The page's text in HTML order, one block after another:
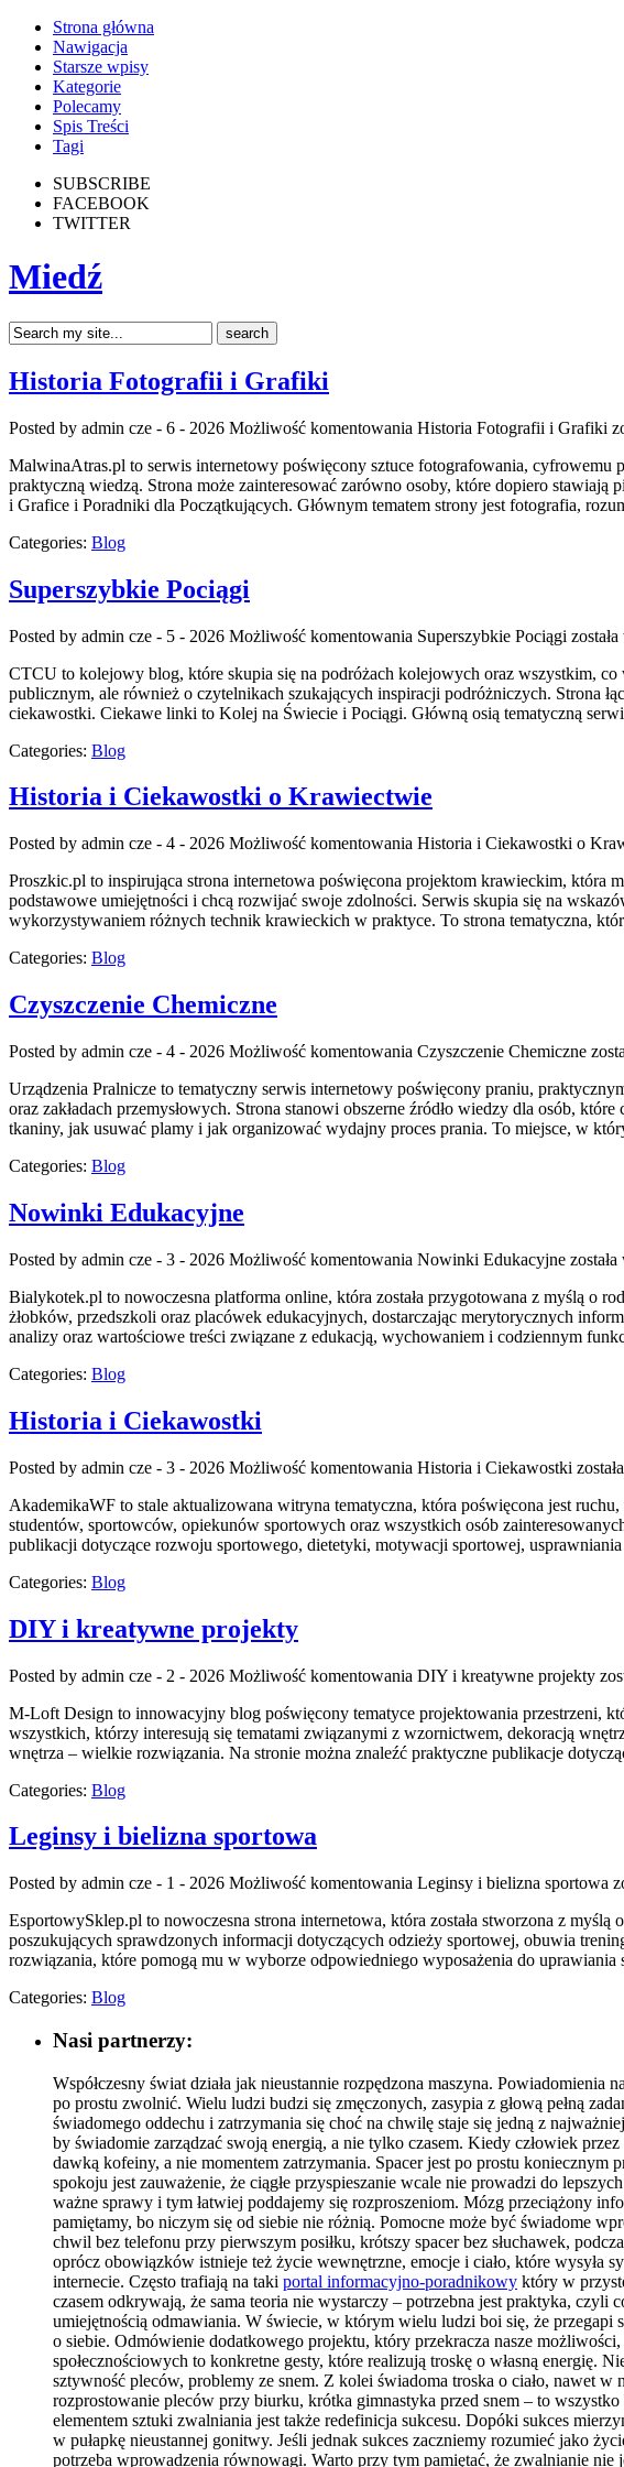
Strona główna
Nawigacja
Starsze wpisy
Kategorie
Polecamy
Spis Treści
Tagi
SUBSCRIBE
FACEBOOK
TWITTER
Miedź
Historia Fotografii i Grafiki
Posted by admin cze - 6 - 2026 Możliwość komentowania Historia Fotografii i Grafiki
MalwinaAtras.pl to serwis internetowy poświęcony sztuce fotografowania, cyfrowemu
praktyczną wiedzą. Strona może zainteresować zarówno osoby, które dopiero
i Grafice i Poradniki dla Początkujących. Głównym tematem strony jest fotografia,
Categories: Blog
Superszybkie Pociągi
Posted by admin cze - 5 - 2026 Możliwość komentowania Superszybkie Pociągi
CTCU to kolejowy blog, które skupia się na podróżach kolejowych oraz wszystkim,
publicznym, ale również o czytelnikach szukających inspiracji podróżniczych. Strona
ciekawostki. Ciekawe linki to Kolej na Świecie i Pociągi. Główną osią tematyczną
Categories: Blog
Historia i Ciekawostki o Krawiectwie
Posted by admin cze - 4 - 2026 Możliwość komentowania Historia i Ciekawostki o
Proszkic.pl to inspirująca strona internetowa poświęcona projektom krawieckim, która
podstawowe umiejętności i chcą rozwijać swoje zdolności. Serwis skupia się na
wykorzystywaniem różnych technik krawieckich w praktyce. To strona tematyczna,
Categories: Blog
Czyszczenie Chemiczne
Posted by admin cze - 4 - 2026 Możliwość komentowania Czyszczenie Chemiczne
Urządzenia Pralnicze to tematyczny serwis internetowy poświęcony praniu,
oraz zakładach przemysłowych. Strona stanowi obszerne źródło wiedzy dla osób,
tkaniny, jak usuwać plamy i jak organizować wydajny proces prania. To miejsce, w
Categories: Blog
Nowinki Edukacyjne
Posted by admin cze - 3 - 2026 Możliwość komentowania Nowinki Edukacyjne została
Bialykotek.pl to nowoczesna platforma online, która została przygotowana z myślą o
żłobków, przedszkoli oraz placówek edukacyjnych, dostarczając merytorycznych
analizy oraz wartościowe treści związane z edukacją, wychowaniem i codziennym
Categories: Blog
Historia i Ciekawostki
Posted by admin cze - 3 - 2026 Możliwość komentowania Historia i Ciekawostki
AkademikaWF to stale aktualizowana witryna tematyczna, która poświęcona jest
studentów, sportowców, opiekunów sportowych oraz wszystkich osób
publikacji dotyczące rozwoju sportowego, dietetyki, motywacji sportowej,
Categories: Blog
DIY i kreatywne projekty
Posted by admin cze - 2 - 2026 Możliwość komentowania DIY i kreatywne projekty
M-Loft Design to innowacyjny blog poświęcony tematyce projektowania przestrzeni,
wszystkich, którzy interesują się tematami związanymi z wzornictwem, dekoracją
wnętrza – wielkie rozwiązania. Na stronie można znaleźć praktyczne publikacje
Categories: Blog
Leginsy i bielizna sportowa
Posted by admin cze - 1 - 2026 Możliwość komentowania Leginsy i bielizna sportowa
EsportowySklep.pl to nowoczesna strona internetowa, która została stworzona z
poszukujących sprawdzonych informacji dotyczących odzieży sportowej, obuwia
rozwiązania, które pomogą mu w wyborze odpowiedniego wyposażenia do
Categories: Blog
Nasi partnerzy:
Współczesny świat działa jak nieustannie rozpędzona maszyna.
po prostu zwolnić. Wielu ludzi budzi się zmęczonych, zasypia z głową pełną
świadomego oddechu i zatrzymania się choć na chwilę staje się jedną z
by świadomie zarządzać swoją energią, a nie tylko czasem. Kiedy człowiek
dawką kofeiny, a nie momentem zatrzymania. Spacer jest po prostu
spokoju jest zauważenie, że ciągłe przyspieszanie wcale nie prowadzi do
ważne sprawy i tym łatwiej poddajemy się rozproszeniom. Mózg przeciążony
pamiętamy, bo niczym się od siebie nie różnią. Pomocne może być świadome
chwil bez telefonu przy pierwszym posiłku, krótszy spacer bez słuchawek,
oprócz obowiązków istnieje też życie wewnętrzne, emocje i ciało, które wysyła
internecie. Często trafiają na taki portal informacyjno-poradnikowy który w
czasem odkrywają, że sama teoria nie wystarczy – potrzebna jest praktyka,
umiejętnością odmawiania. W świecie, w którym wielu ludzi boi się, że przegapi
o siebie. Odmówienie dodatkowego projektu, który przekracza nasze
społecznościowych to konkretne gesty, które realizują troskę o własną energię.
sztywność pleców, problemy ze snem. Z kolei świadoma troska o ciało, nawet
rozprostowanie pleców przy biurku, krótka gimnastyka przed snem – to
elementem sztuki zwalniania jest także redefinicja sukcesu. Dopóki sukces
w pułapkę nieustannej gonitwy. Jeśli jednak sukces zaczniemy rozumieć jako
potrzeba wprowadzenia równowagi. Warto przy tym pamiętać, że zwalnianie nie